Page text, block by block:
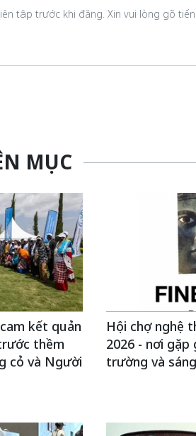
MỤC
kết quản
thềm
cỏ và Người
Hội chợ nghệ
2026 - nơi gặp
trường và